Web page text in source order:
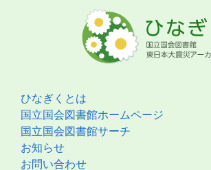
ひなぎくとは
国立国会図書館ホームページ
国立国会図書館サーチ
お知らせ
お問い合わせ